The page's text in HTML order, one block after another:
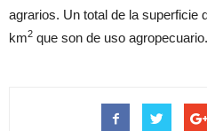
agrarios. Un total de la superficie
km2 que son de uso agropecuario.